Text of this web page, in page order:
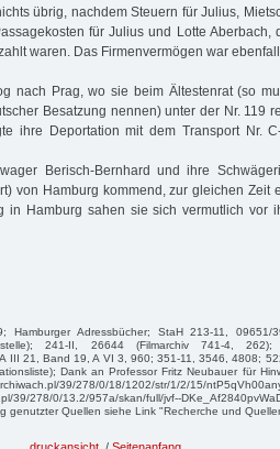
übrig, nachdem Steuern für Julius,
für Julius und Lotte Aberbach,
waren. Das Firmenvermögen war
nach Prag, wo sie beim Ältestenrat (so
Besatzung nennen) unter der Nr. 119
ihre Deportation mit dem Transport Nr.
Berisch-Bernhard und ihre
von Hamburg kommend, zur gleichen Zeit
in Hamburg sahen sie sich vermutlich vor
Adressbücher; StaH 213-11, 09651/
241-II, 26644 (Filmarchiv 741-4,
III 21, Band 19, A VI 3, 960; 351-11, 3546, 4808;
Dank an Professor Fritz Neubauer für
39/278/0/18/1202/str/1/2/15/
39/278/0/13.2/957a/skan/full/jvf--
genutzter Quellen siehe Link "Recherche und
druckansicht / Seitenanfang